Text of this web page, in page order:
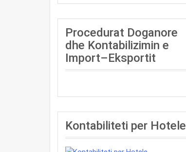
Procedurat Doganore
dhe Kontabilizimin e
Import–Eksportit
Kontabiliteti per Hotele